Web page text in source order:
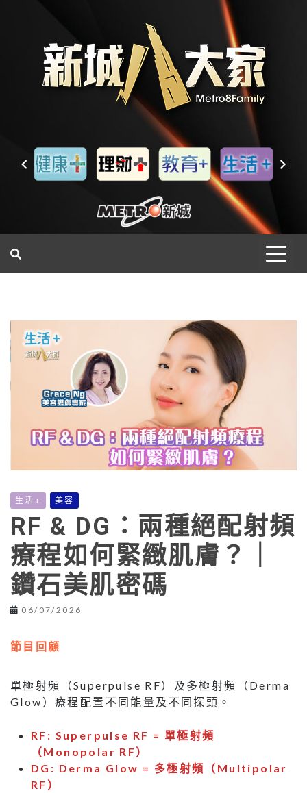
生活+ 美容
RF & DG：兩種絕配射頻
療程如何緊緻肌膚？｜
鑽石美肌密碼
06/07/2026
節目回顧
單極射頻（Superpulse RF）及多極射頻（Derma
Glow）療程配置不同能量及不同探頭。
RF: Superpulse RF = 單極射頻
（Monopolar RF）
DG: Derma Glow = 多極射頻（Multipolar
RF）